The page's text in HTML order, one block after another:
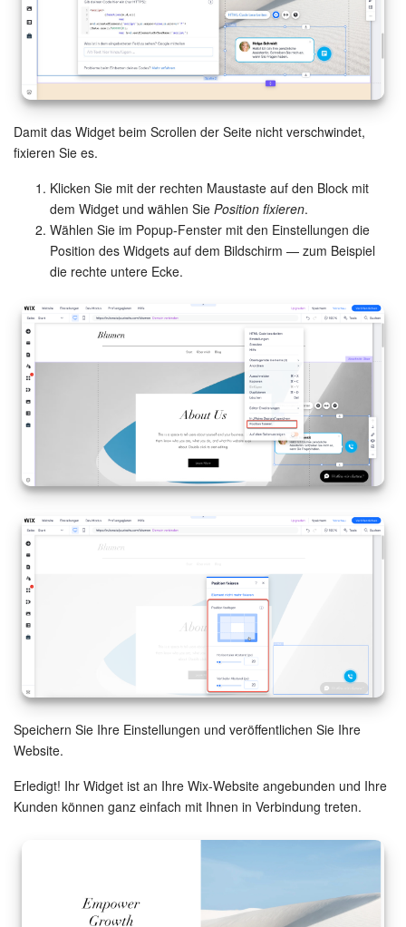
Anwendungen
Wissensbasis
Videokonferenzen
Einstellungen
Bitrix24 Messenger
On-Premise Version
KOSTENFREI STARTEN
LOGIN
Damit das Widget beim Scrollen der Seite nicht verschwindet,
fixieren Sie es.
Klicken Sie mit der rechten Maustaste auf den Block mit
dem Widget und wählen Sie Position fixieren.
Wählen Sie im Popup-Fenster mit den Einstellungen die
Position des Widgets auf dem Bildschirm — zum Beispiel
die rechte untere Ecke.
Speichern Sie Ihre Einstellungen und veröffentlichen Sie Ihre
Website.
Erledigt! Ihr Widget ist an Ihre Wix-Website angebunden und Ihre
Kunden können ganz einfach mit Ihnen in Verbindung treten.